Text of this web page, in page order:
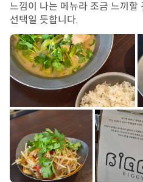
느낌이 나는 메뉴라 조금 느끼할
선택일 듯합니다.